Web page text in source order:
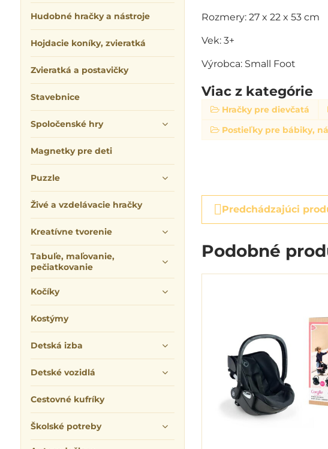
Rozmery: 27 x 22 x 53 cm
Vek: 3+
Výrobca: Small Foot
Viac z kategórie
Hračky pre dievčatá
Postieľky pre bábiky,
Predchádzajúci
Podobné
Hudobné hračky a nástroje
Hojdacie koníky, zvieratká
Zvieratká a postavičky
Stavebnice
Spoločenské hry
Magnetky pre deti
Puzzle
Živé a vzdelávacie hračky
Kreatívne tvorenie
Tabuľe, maľovanie,
pečiatkovanie
Kočíky
Kostýmy
Detská izba
Detské vozidlá
Cestovné kufríky
Školské potreby